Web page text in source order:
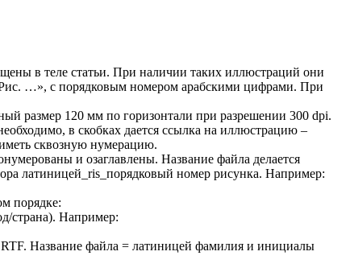
в теле статьи. При наличии таких иллюстраций они
…», с порядковым номером арабскими цифрами. При
размер 120 мм по горизонтали при разрешении 300 dpi.
в скобках дается ссылка на иллюстрацию –
сквозную нумерацию.
и озаглавлены. Название файла делается
латиницей_ris_порядковый номер рисунка. Например:
порядке:
страна). Например:
Название файла = латиницей фамилия и инициалы